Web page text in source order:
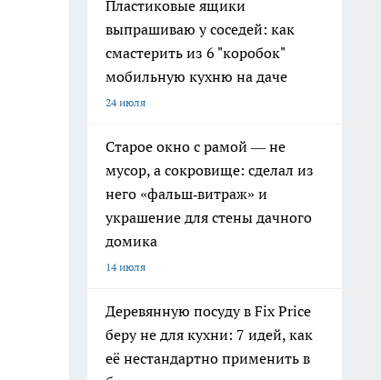
Пластиковые ящики
выпрашиваю у соседей: как
смастерить из 6 "коробок"
мобильную кухню на даче
24 июля
Старое окно с рамой — не
мусор, а сокровище: сделал из
него «фальш‑витраж» и
украшение для стены дачного
домика
14 июля
Деревянную посуду в Fix Price
беру не для кухни: 7 идей, как
её нестандартно применить в